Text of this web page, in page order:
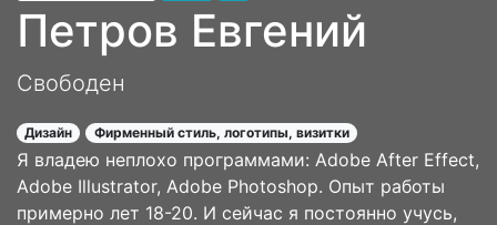
Петров Евгений
Свободен
Дизайн Фирменный стиль, логотипы, визитки
Я владею неплохо программами: Adobe After Effect,
Adobe Illustrator, Adobe Photoshop. Опыт работы
примерно лет 18-20. И сейчас я постоянно учусь,